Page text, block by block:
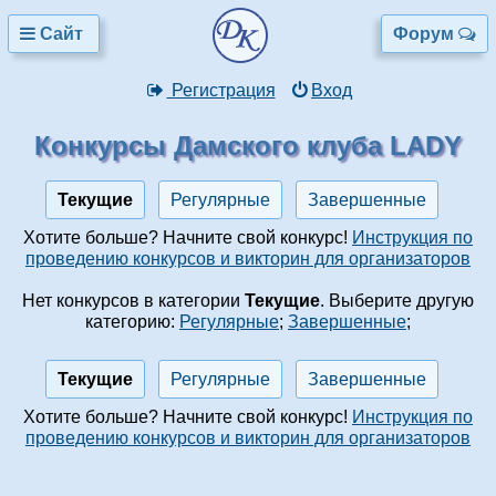
Сайт Форум
Регистрация Вход
Конкурсы Дамского клуба LADY
Текущие Регулярные
Завершенные
Хотите больше? Начните свой конкурс! Инструкция по
проведению конкурсов и викторин для организаторов
Нет конкурсов в категории Текущие. Выберите другую
категорию: Регулярные; Завершенные;
Текущие Регулярные
Завершенные
Хотите больше? Начните свой конкурс! Инструкция по
проведению конкурсов и викторин для организаторов